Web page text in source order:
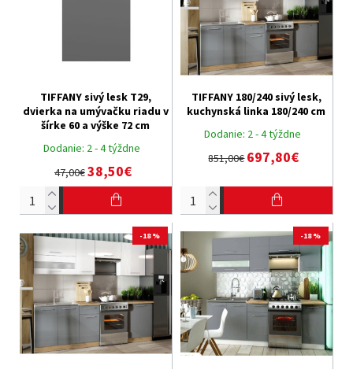
Dodanie: 2 - 4 týždne
TIFFANY sivý lesk T29,
dvierka na umývačku riadu v
šírke 60 a výške 72 cm
47,00€38,50€
Dodanie: 2 - 4 týždne
TIFFANY 180/240 sivý lesk,
kuchynská linka 180/240 cm
851,00€697,80€
-18 % -18 %